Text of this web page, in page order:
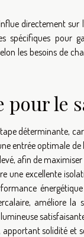
directement sur
spécifiques pour
les besoins de
pour le
déterminante,
entrée optimale
afin de
une excellente
améliore
solidité et